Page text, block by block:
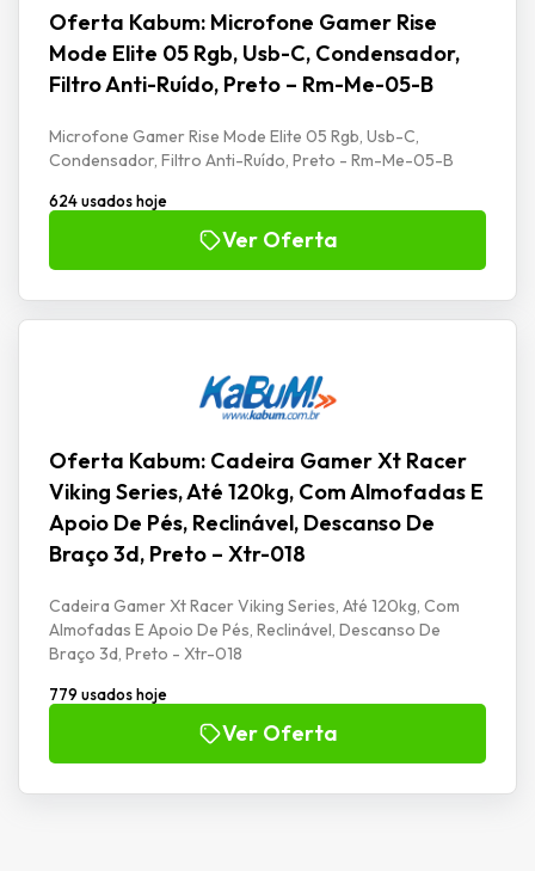
Oferta Kabum: Microfone Gamer Rise
Mode Elite 05 Rgb, Usb-C, Condensador,
Filtro Anti-Ruído, Preto – Rm-Me-05-B
Microfone Gamer Rise Mode Elite 05 Rgb, Usb-C,
Condensador, Filtro Anti-Ruído, Preto - Rm-Me-05-B
624 usados hoje
Ver Oferta
Oferta Kabum: Cadeira Gamer Xt Racer
Viking Series, Até 120kg, Com Almofadas E
Apoio De Pés, Reclinável, Descanso De
Braço 3d, Preto – Xtr-018
Cadeira Gamer Xt Racer Viking Series, Até 120kg, Com
Almofadas E Apoio De Pés, Reclinável, Descanso De
Braço 3d, Preto - Xtr-018
779 usados hoje
Ver Oferta